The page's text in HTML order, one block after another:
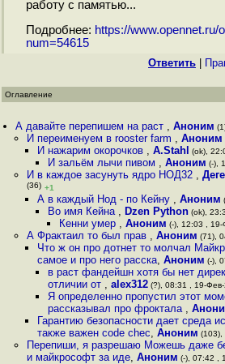
работу с памятью...
Подробнее: https://www.opennet.ru/
num=54615
Ответить
Оглавление
А давайте перепишем на раст ,Аноним
И переименуем в rooster farm , Аноним
И нажарим окорочков , A.Stahl (ok),
И зальём лычи пивом ,Аноним (-),
И в каждое засунуть ядро НОД32 ,
(36) +1
А в каждый Нод - по Кейну , Аноним
Во имя Кейна , Dzen Python (ok),
Кенни умер , Аноним (-), 12:03 ,
А Фрактаил то был прав , Аноним (71),
Что ж он про дотнет то молчал
самое и про него расска, Аноним (-),
в раст фандейшн хотя бы нет
отличии от ,alex312 (?), 08:31 , 19-
Я определенно пропустил этот
рассказывал про фроктала ,
Гарантию безопасности дает среда
также важен code chec, Аноним (103),
Перепиши, я разрешаю Можешь даже
и майкрософт за иде, Аноним (-), 07:42 ,